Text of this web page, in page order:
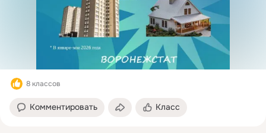
8 классов
Комментировать Класс